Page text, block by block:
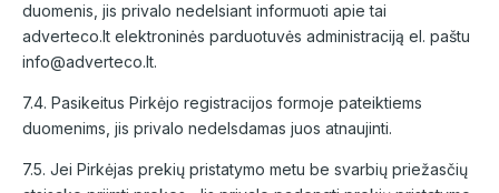
duomenis, jis privalo nedelsiant informuoti apie tai
adverteco.lt elektroninės parduotuvės administraciją el. paštu
info@adverteco.lt.
7.4. Pasikeitus Pirkėjo registracijos formoje pateiktiems
duomenims, jis privalo nedelsdamas juos atnaujinti.
7.5. Jei Pirkėjas prekių pristatymo metu be svarbių priežasčių